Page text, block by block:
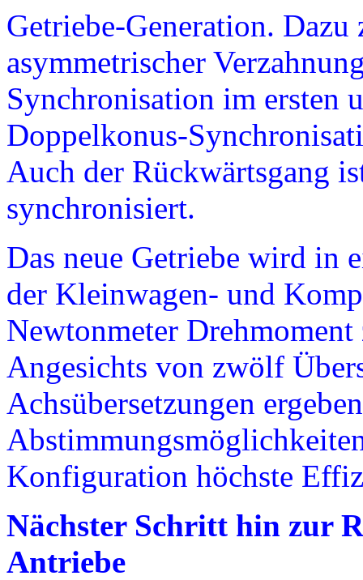
Getriebe-Generation.
asymmetrischer
Synchronisation im ersten
Doppelkonus-
Auch der Rückwärtsgang
synchronisiert.
Das neue Getriebe wird in
der Kleinwagen- und
Newtonmeter
Angesichts von zwölf
Achsübersetzungen
Konfiguration höchste
Nächster Schritt hin zur
Antriebe